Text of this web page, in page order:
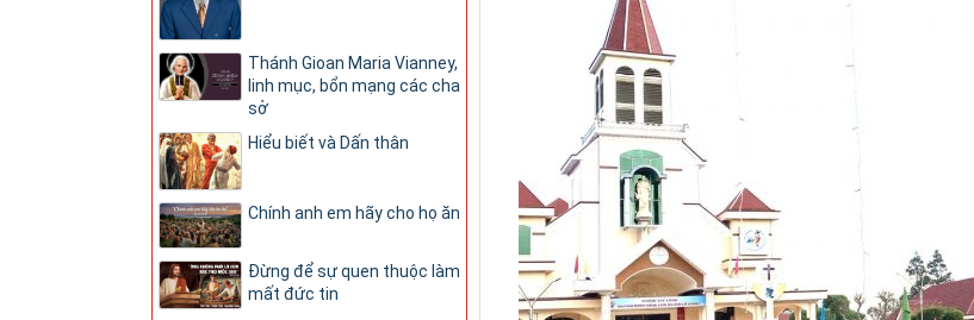
Thánh Gioan Maria Vianney,
linh mục, bổn mạng các cha
sở
Hiểu biết và Dấn thân
Chính anh em hãy cho họ ăn
Đừng để sự quen thuộc làm
mất đức tin